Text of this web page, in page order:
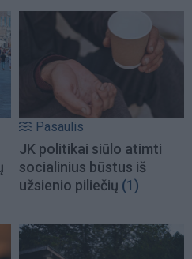
Pasaulis
JK politikai siūlo atimti
socialinius būstus iš
užsienio piliečių (1)